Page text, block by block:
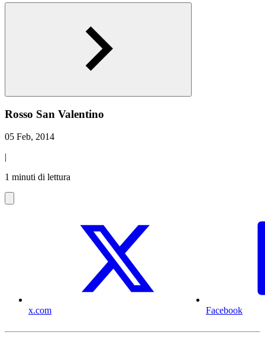
Rosso San Valentino
05 Feb, 2014
|
1 minuti di lettura
x.com Facebook